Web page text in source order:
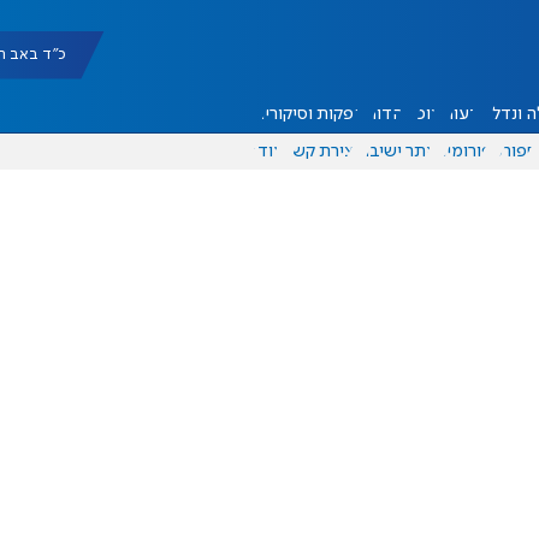
כ"ד באב תשפ"ו
ונדל"ן דעות אוכל יהדות הפקות וסיקורים
ספורט פורומים אתר ישיבה יצירת קשר עוד